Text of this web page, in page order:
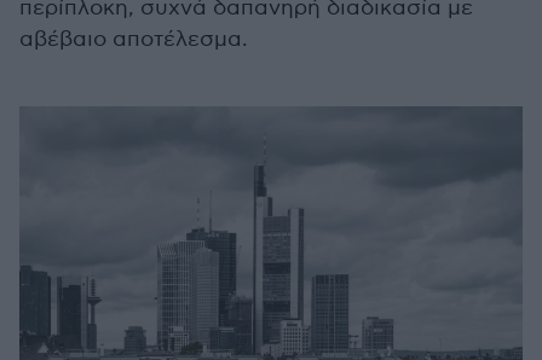
περίπλοκη, συχνά δαπανηρή διαδικασία με
αβέβαιο αποτέλεσμα.